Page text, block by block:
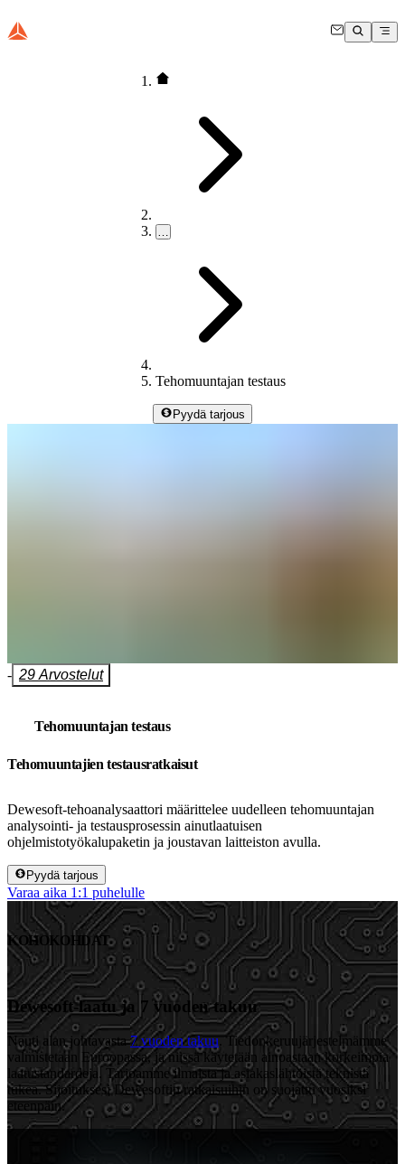
…
Tehomuuntajan testaus
Pyydä tarjous
- 29 Arvostelut
Tehomuuntajan testaus
Tehomuuntajien testausratkaisut
Dewesoft-tehoanalysaattori määrittelee uudelleen tehomuuntajan
analysointi- ja testausprosessin ainutlaatuisen
ohjelmistotyökalupaketin ja joustavan laitteiston avulla.
Pyydä tarjous
Varaa aika 1:1 puhelulle
KOHOKOHDAT
Dewesoft-laatu ja 7 vuoden takuu
Nauti alan johtavasta7 vuoden takuu . Tiedonkeruujärjestelmämme
valmistetaan Euroopassa, ja niissä käytetään ainoastaan korkeimpia
laatustandardeja. Tarjoamme ilmaista ja asiakaslähtöistä teknistä
tukea. Sijoituksesi Dewesoftin ratkaisuihin on suojattu vuosiksi
eteenpäin.